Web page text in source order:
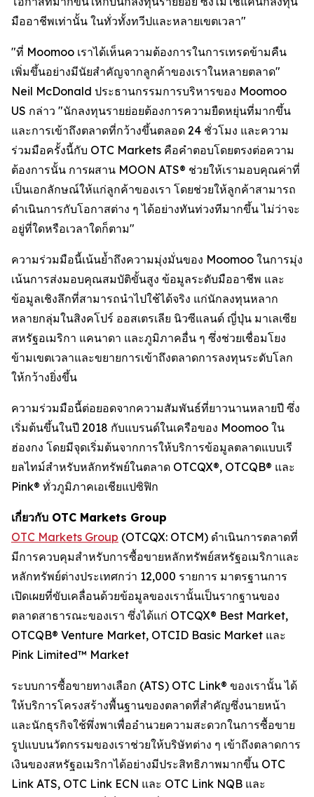
มืออาชีพเท่านั้น ในทั่วทั้งทวีปและหลายเขตเวลา"
"ที่ Moomoo เราได้เห็นความต้องการในการเทรดข้ามคืน
เพิ่มขึ้นอย่างมีนัยสำคัญจากลูกค้าของเราในหลายตลาด"
Neil McDonald ประธานกรรมการบริหารของ Moomoo
US กล่าว "นักลงทุนรายย่อยต้องการความยืดหยุ่นที่มากขึ้น
และการเข้าถึงตลาดที่กว้างขึ้นตลอด 24 ชั่วโมง และความ
ร่วมมือครั้งนี้กับ OTC Markets คือคำตอบโดยตรงต่อความ
ต้องการนั้น การผสาน MOON ATS® ช่วยให้เรามอบคุณค่าที่
เป็นเอกลักษณ์ให้แก่ลูกค้าของเรา โดยช่วยให้ลูกค้าสามารถ
ดำเนินการกับโอกาสต่าง ๆ ได้อย่างทันท่วงทีมากขึ้น ไม่ว่าจะ
อยู่ที่ใดหรือเวลาใดก็ตาม"
ความร่วมมือนี้เน้นย้ำถึงความมุ่งมั่นของ Moomoo ในการมุ่ง
เน้นการส่งมอบคุณสมบัติขั้นสูง ข้อมูลระดับมืออาชีพ และ
ข้อมูลเชิงลึกที่สามารถนำไปใช้ได้จริง แก่นักลงทุนหลาก
หลายกลุ่มในสิงคโปร์ ออสเตรเลีย นิวซีแลนด์ ญี่ปุ่น มาเลเซีย
สหรัฐอเมริกา แคนาดา และภูมิภาคอื่น ๆ ซึ่งช่วยเชื่อมโยง
ข้ามเขตเวลาและขยายการเข้าถึงตลาดการลงทุนระดับโลก
ให้กว้างยิ่งขึ้น
ความร่วมมือนี้ต่อยอดจากความสัมพันธ์ที่ยาวนานหลายปี ซึ่ง
เริ่มต้นขึ้นในปี 2018 กับแบรนด์ในเครือของ Moomoo ใน
ฮ่องกง โดยมีจุดเริ่มต้นจากการให้บริการข้อมูลตลาดแบบเรี
ยลไทม์สำหรับหลักทรัพย์ในตลาด OTCQX®, OTCQB® และ
Pink® ทั่วภูมิภาคเอเชียแปซิฟิก
เกี่ยวกับ OTC Markets Group
OTC Markets Group (OTCQX: OTCM) ดำเนินการตลาดที่
มีการควบคุมสำหรับการซื้อขายหลักทรัพย์สหรัฐอเมริกาและ
หลักทรัพย์ต่างประเทศกว่า 12,000 รายการ มาตรฐานการ
เปิดเผยที่ขับเคลื่อนด้วยข้อมูลของเรานั้นเป็นรากฐานของ
ตลาดสาธารณะของเรา ซึ่งได้แก่ OTCQX® Best Market,
OTCQB® Venture Market, OTCID Basic Market และ
Pink Limited™ Market
ระบบการซื้อขายทางเลือก (ATS) OTC Link® ของเรานั้น ได้
ให้บริการโครงสร้างพื้นฐานของตลาดที่สำคัญซึ่งนายหน้า
และนักธุรกิจใช้พึ่งพาเพื่ออำนวยความสะดวกในการซื้อขาย
รูปแบบนวัตกรรมของเราช่วยให้บริษัทต่าง ๆ เข้าถึงตลาดการ
เงินของสหรัฐอเมริกาได้อย่างมีประสิทธิภาพมากขึ้น OTC
Link ATS, OTC Link ECN และ OTC Link NQB และ